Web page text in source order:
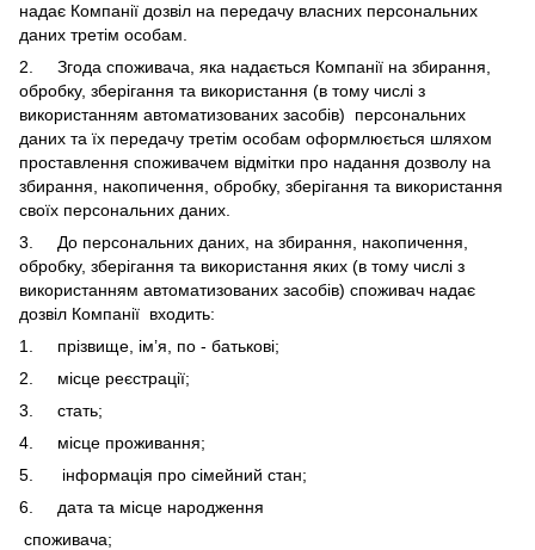
надає Компанії дозвіл на передачу власних персональних
даних третім особам.
2. Згода споживача, яка надається Компанії на збирання,
обробку, зберігання та використання (в тому числі з
використанням автоматизованих засобів) персональних
даних та їх передачу третім особам оформлюється шляхом
проставлення споживачем відмітки про надання дозволу на
збирання, накопичення, обробку, зберігання та використання
своїх персональних даних.
3. До персональних даних, на збирання, накопичення,
обробку, зберігання та використання яких (в тому числі з
використанням автоматизованих засобів) споживач надає
дозвіл Компанії входить:
1. прізвище, ім’я, по - батькові;
2. місце реєстрації;
3. стать;
4. місце проживання;
5. інформація про сімейний стан;
6. дата та місце народження
споживача;